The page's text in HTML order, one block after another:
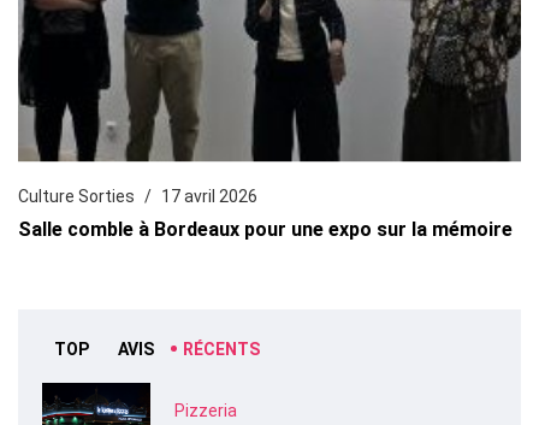
Culture Sorties 17 avril 2026
Salle comble à Bordeaux pour une expo sur la mémoire
TOP AVIS RÉCENTS
Pizzeria